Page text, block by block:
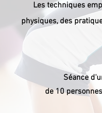
Les techniques
physiques, des
Séance
de 10